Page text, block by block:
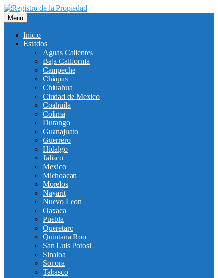
Saltar
al
contenido
Menu
Inicio
Estados
Aguas Calientes
Baja California
Campeche
Chiapas
Chiuahua
Ciudad de Mexico
Coahuila
Colima
Durango
Guanajuato
Guerrero
Hidalgo
Jalisco
Mexico
Michoacan
Morelos
Nayarit
Nuevo Leon
Oaxaca
Puebla
Queretaro
Quintana Roo
San Luis Potosi
Sinaloa
Sonora
Tabasco